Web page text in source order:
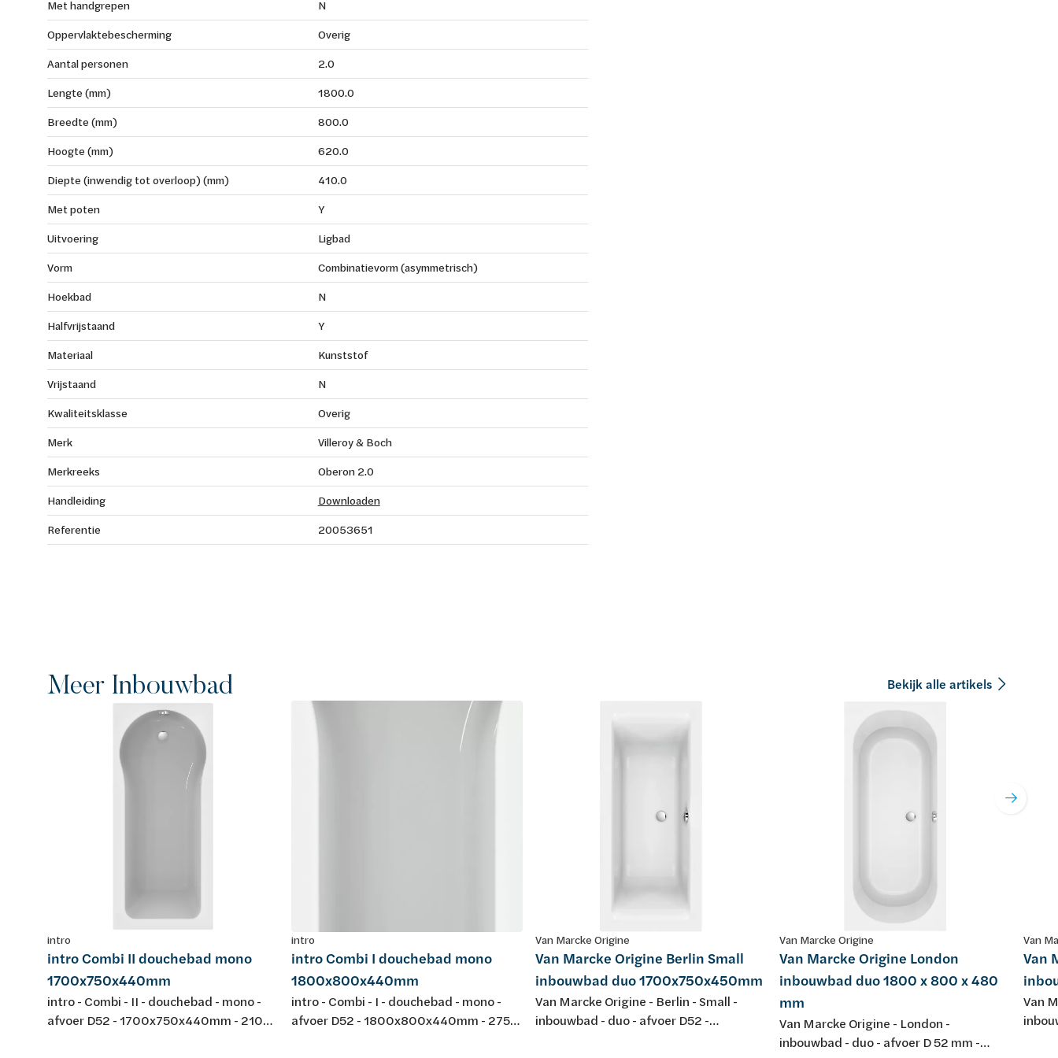
Met handgrepen
N
Oppervlaktebescherming
Overig
Aantal personen
2.0
Lengte (mm)
1800.0
Breedte (mm)
800.0
Hoogte (mm)
620.0
Diepte (inwendig tot overloop) (mm)
410.0
Met poten
Y
Uitvoering
Ligbad
Vorm
Combinatievorm (asymmetrisch)
Hoekbad
N
Halfvrijstaand
Y
Materiaal
Kunststof
Vrijstaand
N
Kwaliteitsklasse
Overig
Merk
Villeroy & Boch
Merkreeks
Oberon 2.0
Handleiding
Downloaden
Referentie
20053651
Meer Inbouwbad Bekijk alle artikels
intro
intro Combi II douchebad mono
1700x750x440mm
intro - Combi - II - douchebad - mono -
afvoer D52 - 1700x750x440mm - 210L -
intro
intro Combi I douchebad mono
1800x800x440mm
intro - Combi - I - douchebad - mono -
afvoer D52 - 1800x800x440mm - 275L
Van Marcke Origine
Van Marcke Origine Berlin Small
inbouwbad duo 1700x750x450mm
Van Marcke Origine - Berlin - Small -
inbouwbad - duo - afvoer D52 -
Van Marcke Origine
Van Marcke Origine London
inbouwbad duo 1800 x 800 x 480
mm
Van Marcke Origine - London -
inbouwbad - duo - afvoer D 52 mm -
Van
Van
Van